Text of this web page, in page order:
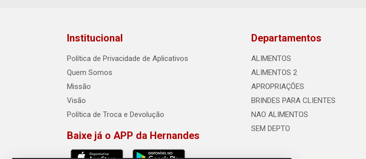
Institucional
Política de Privacidade de Aplicativos
Quem Somos
Missão
Visão
Política de Troca e Devolução
Baixe já o APP da Hernandes
Departamentos
ALIMENTOS
ALIMENTOS 2
APROPRIAÇÕES
BRINDES PARA CLIENTES
NAO ALIMENTOS
SEM DEPTO